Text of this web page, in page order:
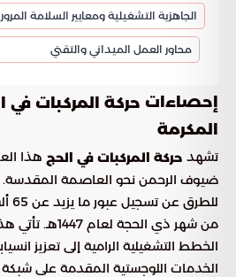
الجاهزية التشغيلية ومعايير السلامة
محاور العمل الميداني والتقني
إحصاءات حركة المركبات في
المكرمة
تشهد حركة المركبات في الحج هذا
ضيوف الرحمن نحو العاصمة المقدسة.
من شهر ذي الحجة
الخطط التشغيلية الرامية إلى تعزيز
الخدمات اللوجستية المقدمة على